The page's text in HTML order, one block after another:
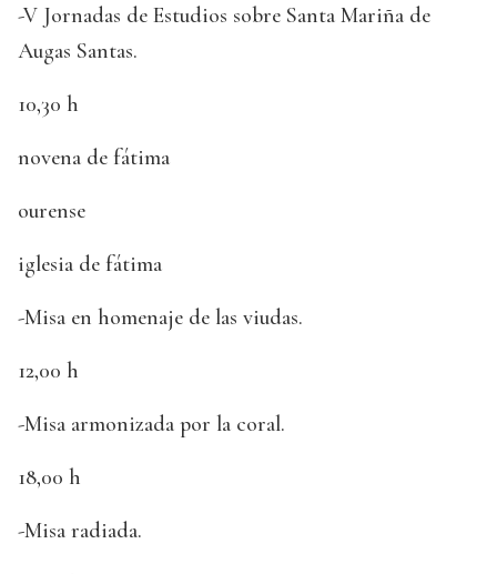
-V Jornadas de Estudios sobre Santa Mariña de
Augas Santas.
10,30 h
novena de fátima
ourense
iglesia de fátima
-Misa en homenaje de las viudas.
12,00 h
-Misa armonizada por la coral.
18,00 h
-Misa radiada.